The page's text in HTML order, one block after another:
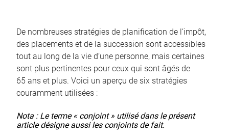
De nombreuses stratégies de planification de l’impôt,
des placements et de la succession sont accessibles
tout au long de la vie d’une personne, mais certaines
sont plus pertinentes pour ceux qui sont âgés de
65 ans et plus. Voici un aperçu de six stratégies
couramment utilisées :
Nota : Le terme « conjoint » utilisé dans le présent
article désigne aussi les conjoints de fait.